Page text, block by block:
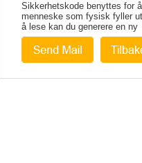
Sikkerhetskode benyttes for
menneske som fysisk fyller
å lese kan du generere en ny